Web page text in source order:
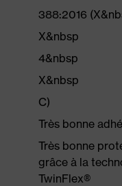
388:2016
X&nbsp
4&nbsp
X&nbsp
C)
Très bonne
Très bonne
grâce à la
TwinFlex®